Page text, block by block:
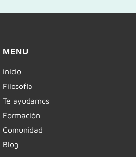
MENU
Inicio
Filosofía
Te ayudamos
Formación
Comunidad
Blog